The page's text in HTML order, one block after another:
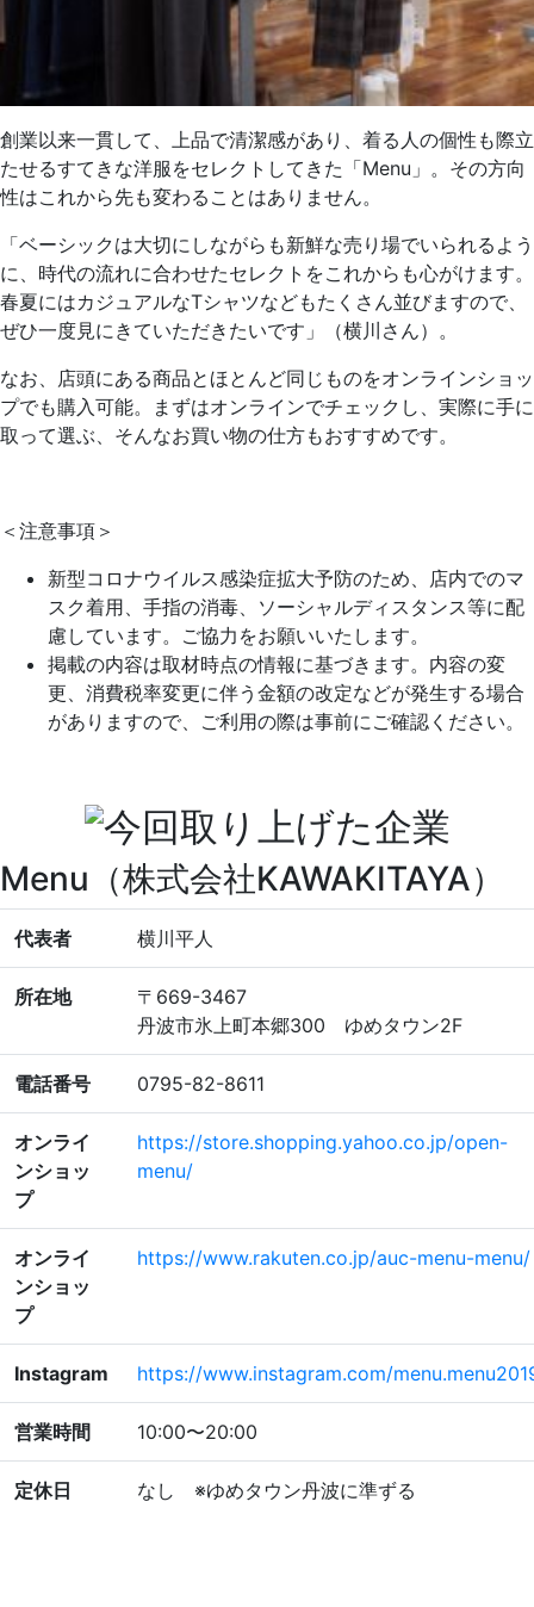
創業以来一貫して、上品で清潔感があり、着る人の個性も際立
たせるすてきな洋服をセレクトしてきた「Menu」。その方向
性はこれから先も変わることはありません。
「ベーシックは大切にしながらも新鮮な売り場でいられるよう
に、時代の流れに合わせたセレクトをこれからも心がけます。
春夏にはカジュアルなTシャツなどもたくさん並びますので、
ぜひ一度見にきていただきたいです」（横川さん）。
なお、店頭にある商品とほとんど同じものをオンラインショッ
プでも購入可能。まずはオンラインでチェックし、実際に手に
取って選ぶ、そんなお買い物の仕方もおすすめです。
＜注意事項＞
新型コロナウイルス感染症拡大予防のため、店内でのマ
スク着用、手指の消毒、ソーシャルディスタンス等に配
慮しています。ご協力をお願いいたします。
掲載の内容は取材時点の情報に基づきます。内容の変
更、消費税率変更に伴う金額の改定などが発生する場合
がありますので、ご利用の際は事前にご確認ください。
Menu（株式会社KAWAKITAYA）
代表者 横川平人
所在地
〒669-3467
丹波市氷上町本郷300 ゆめタウン2F
電話番号 0795-82-8611
オンライ
ンショッ
プ
https://store.shopping.yahoo.co.jp/open-
menu/
オンライ
ンショッ
プ
https://www.rakuten.co.jp/auc-menu-menu/
Instagram https://www.instagram.com/
営業時間 10:00〜20:00
定休日 なし ※ゆめタウン丹波に準ずる